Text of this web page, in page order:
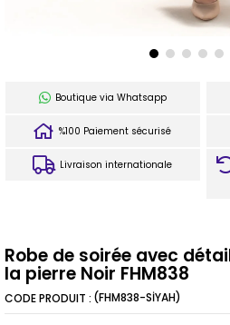
Boutique via Whatsapp
%100 Paiement sécurisé
Livraison internationale
Robe de soirée avec
la pierre Noir FHM838
(FHM838-SİYAH)